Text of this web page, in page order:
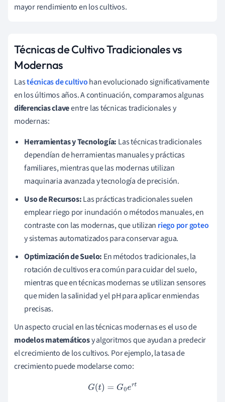
mayor rendimiento en los cultivos.
Técnicas de Cultivo Tradicionales vs
Modernas
Lastécnicas de cultivohan evolucionado significativamente
en los últimos años. A continuación, comparamos algunas
diferencias claveentre las técnicas tradicionales y
modernas:
Herramientas y Tecnología: Las técnicas tradicionales
dependían de herramientas manuales y prácticas
familiares, mientras que las modernas utilizan
maquinaria avanzada y tecnología de precisión.
Uso de Recursos:Las prácticas tradicionales suelen
emplear riego por inundación o métodos manuales, en
contraste con las modernas, que utilizan riego por goteo
y sistemas automatizados para conservar agua.
Optimización de Suelo: En métodos tradicionales, la
rotación de cultivos era común para cuidar del suelo,
mientras que en técnicas modernas se utilizan sensores
que miden la salinidad y el pH para aplicar enmiendas
precisas.
Un aspecto crucial en las técnicas modernas es el uso de
modelos matemáticosy algoritmos que ayudan a predecir
el crecimiento de los cultivos. Por ejemplo, la tasa de
crecimiento puede modelarse como:
G(t )=G 0ert